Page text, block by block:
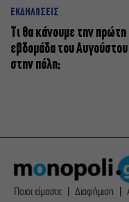
ΕΚΔΗΛΩΣΕΙΣ
Τι θα κάνουμε την πρώτη
εβδομάδα του Αυγούστου
στην πόλη;
Ποιοι είμαστε Διαφήμιση